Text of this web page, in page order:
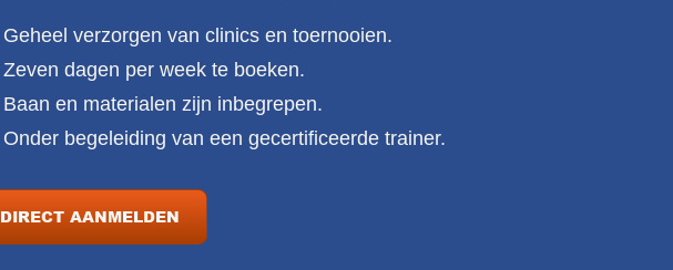
Geheel verzorgen van clinics en toernooien.
Zeven dagen per week te boeken.
Baan en materialen zijn inbegrepen.
Onder begeleiding van een gecertificeerde trainer.
DIRECT AANMELDEN